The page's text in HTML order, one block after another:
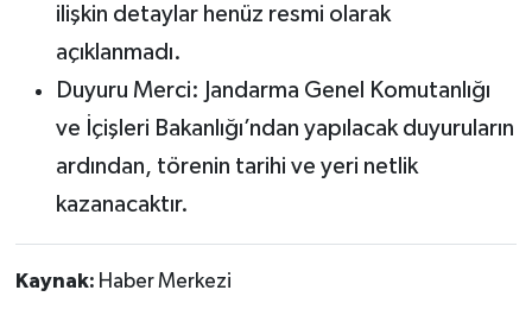
ilişkin detaylar henüz resmi olarak
açıklanmadı.
Duyuru Merci: Jandarma Genel Komutanlığı
ve İçişleri Bakanlığı’ndan yapılacak duyuruların
ardından, törenin tarihi ve yeri netlik
kazanacaktır.
Kaynak: Haber Merkezi